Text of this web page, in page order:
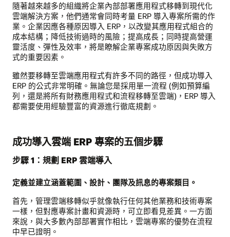
隨著越來越多的組織將企業內部部署應用程式移轉到現代化
雲端解決方案，他們通常會同時考量 ERP 導入專案所需的作
業。企業因應各種原因導入 ERP，以改變其應用程式組合的
成本結構；降低技術過時的風險；提高成長；同時提高營運
靈活度、彈性及效率，將是瞭解企業專案成功原因與失敗方
式的重要因素。
雖然要移轉至雲端應用程式有許多不同的路徑，但成功導入
ERP 的公式非常明確。無論您是採用單一流程 (例如預算編
列，還是將所有財務應用程式和流程移轉至雲端)，ERP 導入
都需要使用經驗豐富的資源進行徹底規劃。
成功導入雲端 ERP 專案的五個步驟
步驟 1：規劃 ERP 雲端導入
定義並建立涵蓋範圍、設計、團隊及訊息的專案類目。
首先，管理雲端移轉似乎就像執行任何其他業務和技術專案
一樣，但對應專案計畫和資源時，可立即看見差異。一方面
來說，與大多數內部部署實作相比，雲端專案的優勢在流程
中早已證明。